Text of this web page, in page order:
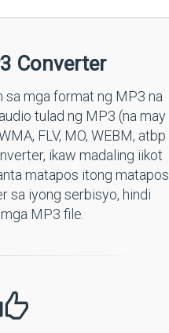
Converter
sa mga format ng MP3 na
tulad ng MP3 (na may
FLV, MO, WEBM, atbp
ikaw madaling iikot
matapos itong matapos.
sa iyong serbisyo, hindi
MP3 file.